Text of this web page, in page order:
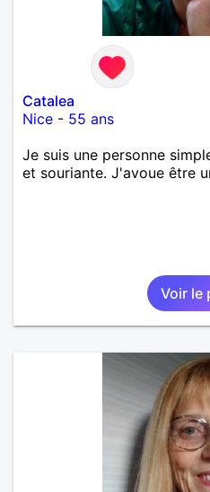
Catalea
Nice - 55 ans
Je suis une personne
et souriante. J'avoue être
Voir le